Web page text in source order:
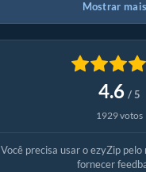
Mostrar mais
4.6 / 5
1929 votos
Você precisa usar o ezyZip
fornecer